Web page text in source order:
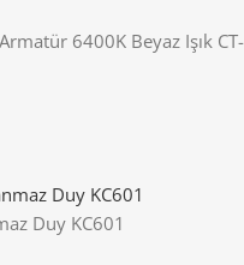
6400K Beyaz Işık CT-
Duy KC601